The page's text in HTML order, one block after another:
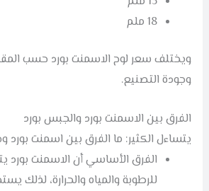
18 ملم
ويختلف سعر لوح الاسمنت بورد حسب
وجودة التصنيع.
الفرق بين الاسمنت بورد والجبس بورد
يتساءل الكثير: ما الفرق بين اسمنت بورد
الفرق الأساسي أن الاسمنت بورد
للرطوبة والمياه والحرارة، لذلك